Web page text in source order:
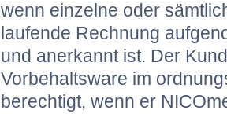
wenn einzelne oder
laufende Rechnung
und anerkannt ist. Der
Vorbehaltsware im
berechtigt, wenn er